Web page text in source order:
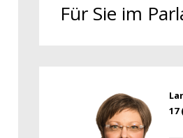
Für Sie im
17